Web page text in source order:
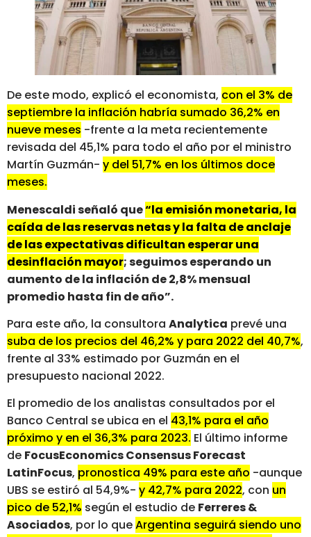
De este modo, explicó el economista, con el 3% de
septiembre la inflación habría sumado 36,2% en
nueve meses -frente a la meta recientemente
revisada del 45,1% para todo el año por el ministro
Martín Guzmán- y del 51,7% en los últimos doce
meses.
Menescaldi señaló que“la emisión monetaria, la
caída de las reservas netas y la falta de anclaje
de las expectativas dificultan esperar una
desinflación mayor; seguimos esperando un
aumento de la inflación de 2,8% mensual
promedio hasta fin de año”.
Para este año, la consultora Analytica prevé una
suba de los precios del 46,2% y para 2022 del 40,7%,
frente al 33% estimado por Guzmán en el
presupuesto nacional 2022.
El promedio de los analistas consultados por el
Banco Central se ubica en el 43,1% para el año
próximo y en el 36,3% para 2023. El último informe
de FocusEconomics Consensus Forecast
LatinFocus, pronostica 49% para este año -aunque
UBS se estiró al 54,9%- y 42,7% para 2022, con un
pico de 52,1% según el estudio de Ferreres &
Asociados, por lo queArgentina seguirá siendo uno